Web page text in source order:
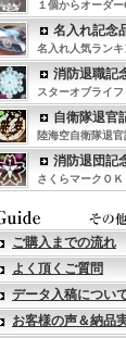
１個からオーダ
名入れ記念
名入れ人気ランキ
消防退職記
スターオブライフ
自衛隊退官
陸海空自衛隊退
消防退団記
さくらマークＯＫ
ご購入までの流れ
よく頂くご質問
データ入稿につい
お客様の声＆納品